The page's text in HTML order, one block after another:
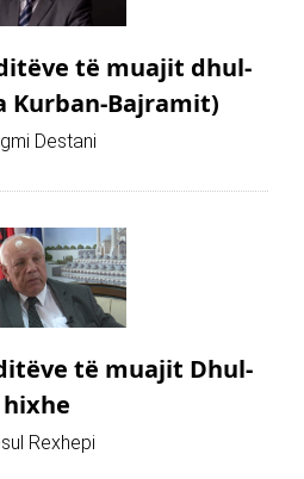
të muajit dhul-
Kurban-Bajramit)
Destani
të muajit Dhul-
hixhe
Rexhepi